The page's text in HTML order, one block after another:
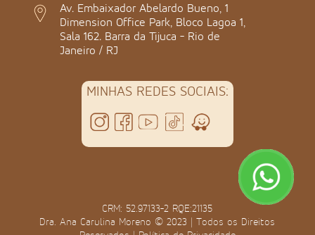
Av. Embaixador Abelardo Bueno, 1
Dimension Office Park, Bloco Lagoa 1,
Sala 162. Barra da Tijuca - Rio de
Janeiro / RJ
MINHAS REDES SOCIAIS:
CRM: 52.97133-2 RQE:21135
Dra. Ana Carulina Moreno © 2023 | Todos os Direitos